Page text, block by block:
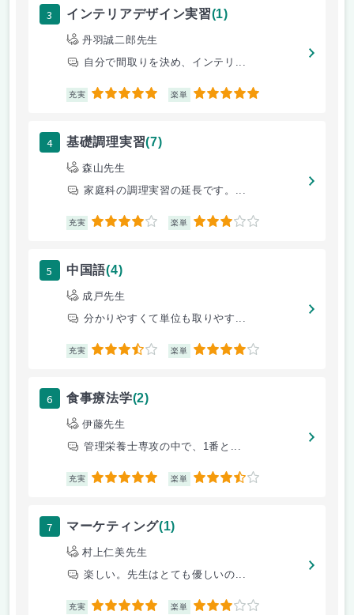
3 インテリアデザイン実習(1)
丹羽誠二郎先生
自分で間取りを決め、インテリ...
充実 5 楽単 5
4 基礎調理実習(7)
森山先生
家庭科の調理実習の延長です。...
充実 4 楽単 3
5 中国語(4)
成戸先生
分かりやすくて単位も取りやす...
充実 3.5 楽単 4
6 食事療法学(2)
伊藤先生
管理栄養士専攻の中で、1番と...
充実 5 楽単 3.5
7 マーケティング(1)
村上仁美先生
楽しい。先生はとても優しいの...
充実 5 楽単 3